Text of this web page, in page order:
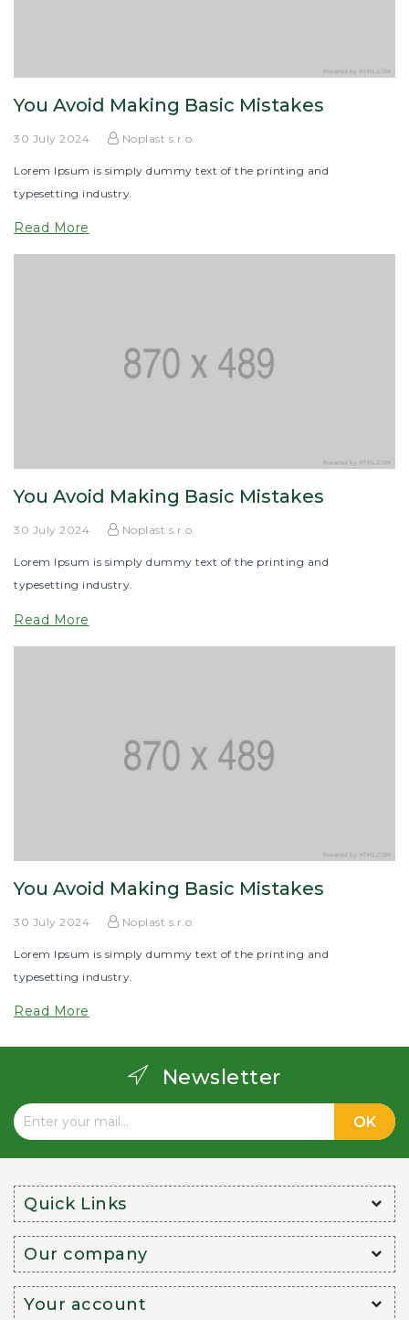
You Avoid Making Basic Mistakes
30 July 2024 Noplast s.r.o.
Lorem Ipsum is simply dummy text of the printing and
typesetting industry.
Read More
You Avoid Making Basic Mistakes
30 July 2024 Noplast s.r.o.
Lorem Ipsum is simply dummy text of the printing and
typesetting industry.
Read More
You Avoid Making Basic Mistakes
30 July 2024 Noplast s.r.o.
Lorem Ipsum is simply dummy text of the printing and
typesetting industry.
Read More
Newsletter
Quick Links
Our company
Your account